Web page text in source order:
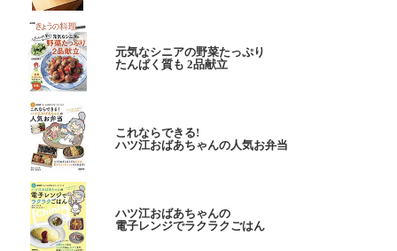
元気なシニアの野菜たっぷり
たんぱく質も 2品献立
これならできる!
ハツ江おばあちゃんの人気お弁当
ハツ江おばあちゃんの
電子レンジでラクラクごはん